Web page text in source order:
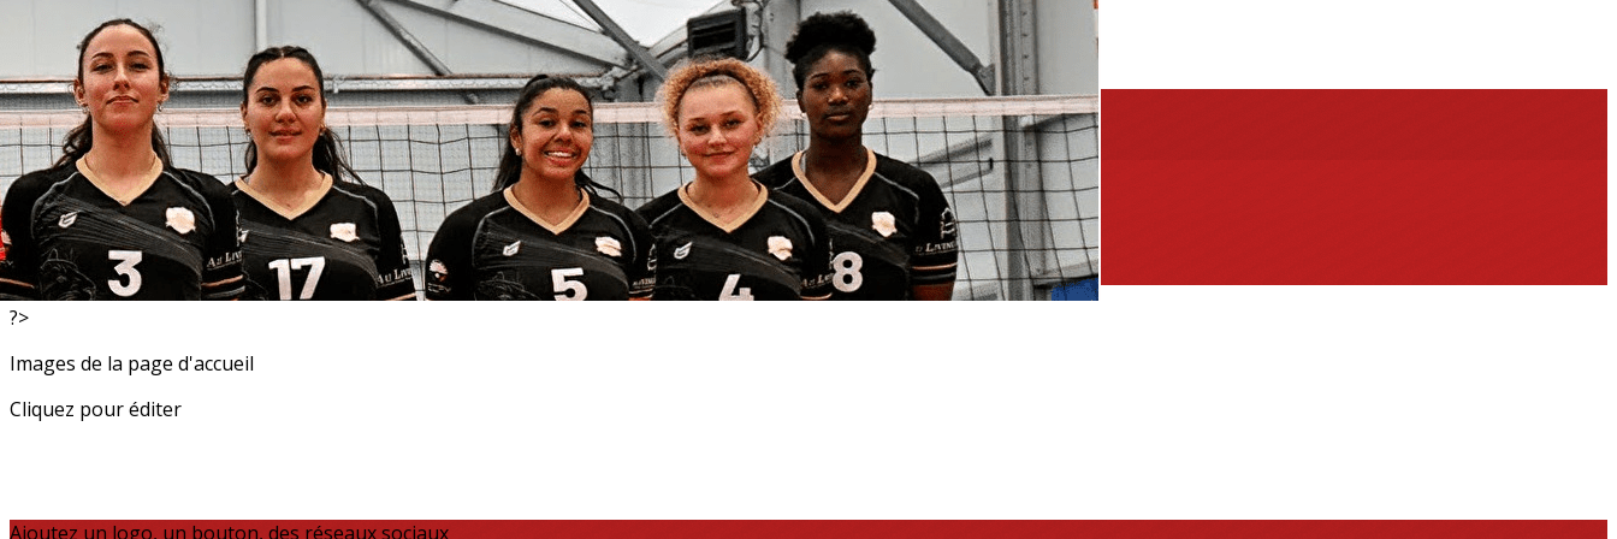
Exporter les lignes sélectionnées
Exporter toutes les colonnes
Exporter uniquement les colonnes affichées
Menu
<
Resultats
Actualités
?>
Images de la page d'accueil
Cliquez pour éditer
Ajoutez un logo, un bouton, des réseaux sociaux